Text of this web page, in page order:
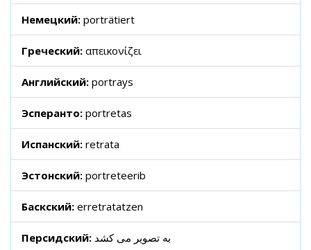
Немецкий: porträtiert
Греческий: απεικονίζει
Английский: portrays
Эсперанто: portretas
Испанский: retrata
Эстонский: portreteerib
Баскский: erretratatzen
Персидский: به تصویر می کشد